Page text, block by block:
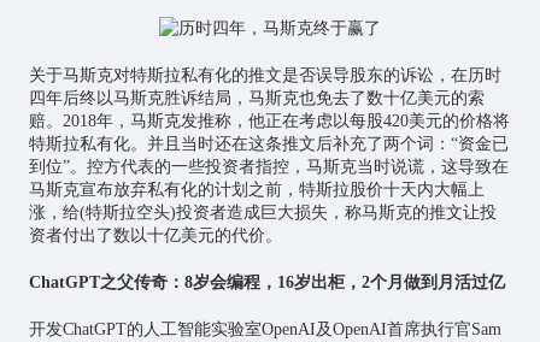
关于马斯克对特斯拉私有化的推文是否误导股东的诉讼，在历时
四年后终以马斯克胜诉结局，马斯克也免去了数十亿美元的索
赔。2018年，马斯克发推称，他正在考虑以每股420美元的价格将
特斯拉私有化。并且当时还在这条推文后补充了两个词：“资金已
到位”。控方代表的一些投资者指控，马斯克当时说谎，这导致在
马斯克宣布放弃私有化的计划之前，特斯拉股价十天内大幅上
涨，给(特斯拉空头)投资者造成巨大损失，称马斯克的推文让投
资者付出了数以十亿美元的代价。
ChatGPT之父传奇：8岁会编程，16岁出柜，2个月做到月活过亿
开发ChatGPT的人工智能实验室OpenAI及OpenAI首席执行官Sam